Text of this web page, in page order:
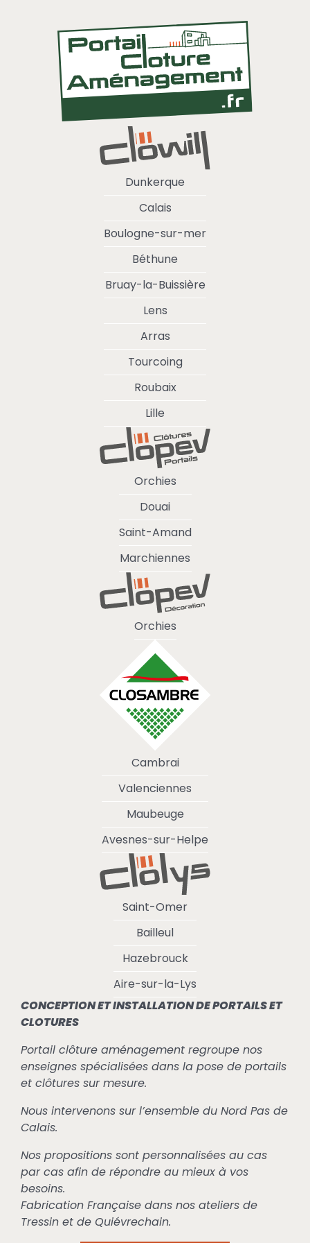
Dunkerque
Calais
Boulogne-sur-mer
Béthune
Bruay-la-Buissière
Lens
Arras
Tourcoing
Roubaix
Lille
Orchies
Douai
Saint-Amand
Marchiennes
Orchies
Cambrai
Valenciennes
Maubeuge
Avesnes-sur-Helpe
Saint-Omer
Bailleul
Hazebrouck
Aire-sur-la-Lys
CONCEPTION ET INSTALLATION DE PORTAILS ET
CLOTURES
Portail clôture aménagement regroupe nos
enseignes spécialisées dans la pose de portails
et clôtures sur mesure.
Nous intervenons sur l’ensemble du Nord Pas de
Calais.
Nos propositions sont personnalisées au cas
par cas afin de répondre au mieux à vos
besoins.
Fabrication Française dans nos ateliers de
Tressin et de Quiévrechain.